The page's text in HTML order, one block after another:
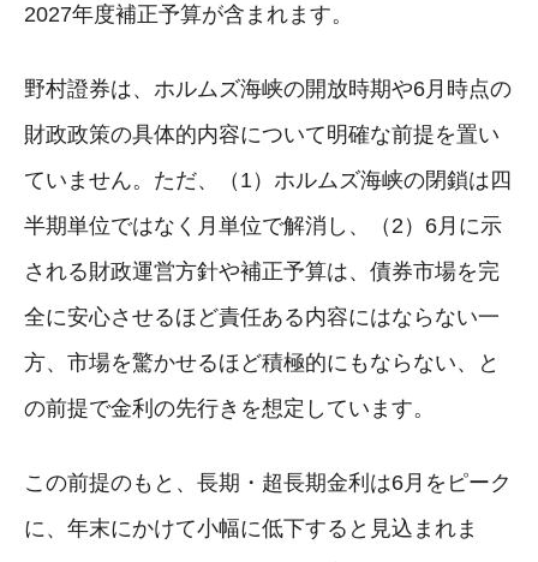
2027年度補正予算が含まれます。
野村證券は、ホルムズ海峡の開放時期や6月時点の
財政政策の具体的内容について明確な前提を置い
ていません。ただ、（1）ホルムズ海峡の閉鎖は四
半期単位ではなく月単位で解消し、（2）6月に示
される財政運営方針や補正予算は、債券市場を完
全に安心させるほど責任ある内容にはならない一
方、市場を驚かせるほど積極的にもならない、と
の前提で金利の先行きを想定しています。
この前提のもと、長期・超長期金利は6月をピーク
に、年末にかけて小幅に低下すると見込まれま